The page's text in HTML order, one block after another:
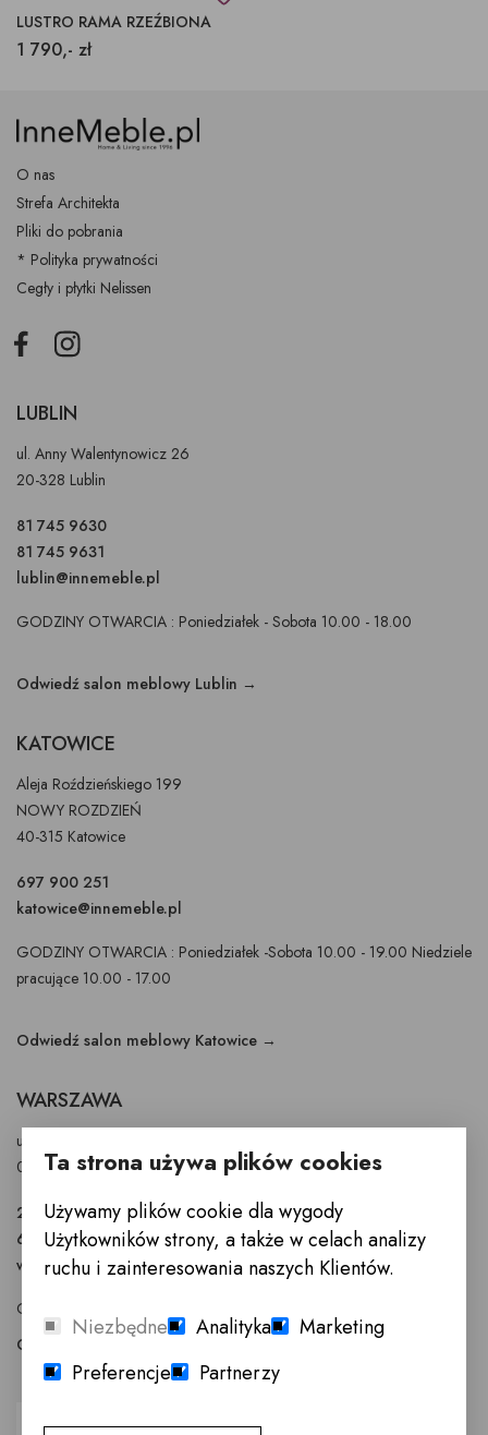
LUSTRO RAMA RZEŹBIONA
1 790,- zł
O nas
Strefa Architekta
Pliki do pobrania
* Polityka prywatności
Cegły i płytki Nelissen
FacebookInstagram
LUBLIN
ul. Anny Walentynowicz 26
20-328 Lublin
81 745 9630
81 745 9631
lublin@innemeble.pl
GODZINY OTWARCIA : Poniedziałek - Sobota 10.00 - 18.00
Odwiedź salon meblowy Lublin →
KATOWICE
Aleja Roździeńskiego 199
NOWY ROZDZIEŃ
40-315 Katowice
697 900 251
katowice@innemeble.pl
GODZINY OTWARCIA : Poniedziałek -Sobota 10.00 - 19.00 Niedziele
pracujące 10.00 - 17.00
Odwiedź salon meblowy Katowice →
WARSZAWA
ul. Puławska 326 - budynek Enel-Med
02-819 Warszawa
22 855 40 97
601 777 299
warszawa@innemeble.pl
GODZINY OTWARCIA : Poniedziałek -Sobota 10.00 - 18.00
Odwiedź salon meblowy Warszawa →
Ta strona używa plików cookies
Używamy plików cookie dla wygody
Użytkowników strony, a także w celach analizy
ruchu i zainteresowania naszych Klientów.
Niezbędne Analityka
Marketing
Preferencje
Partnerzy